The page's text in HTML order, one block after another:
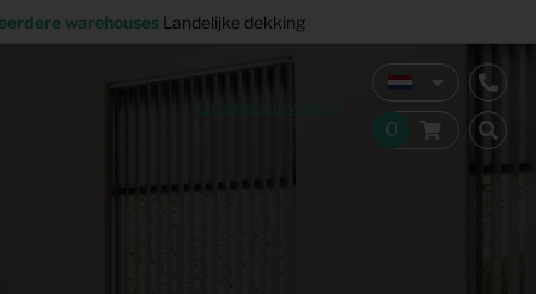
warehouses Landelijke dekking
Offerte aanvragen